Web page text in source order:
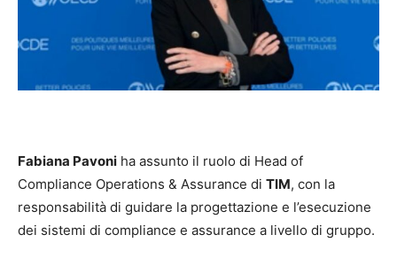
Fabiana Pavoni ha assunto il ruolo di Head of
Compliance Operations & Assurance di TIM, con la
responsabilità di guidare la progettazione e l’esecuzione
dei sistemi di compliance e assurance a livello di gruppo.